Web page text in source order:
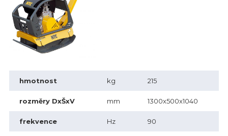
hmotnost kg 215
rozměry DxŠxV mm 1300x500x1040
frekvence Hz 90